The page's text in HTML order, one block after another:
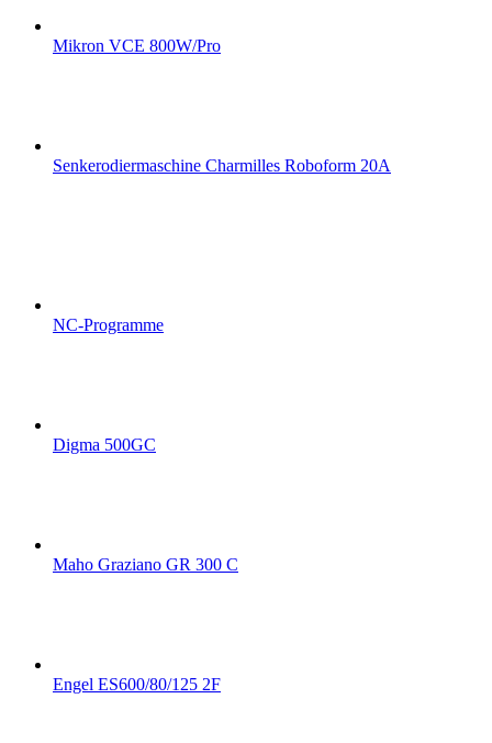
Mikron VCE 800W/Pro
Senkerodiermaschine Charmilles Roboform 20A
NC-Programme
Digma 500GC
Maho Graziano GR 300 C
Engel ES600/80/125 2F